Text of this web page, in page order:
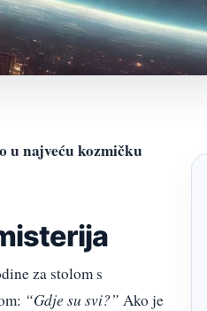
u najveću kozmičku
za stolom s
“Gdje su svi?” Ako je